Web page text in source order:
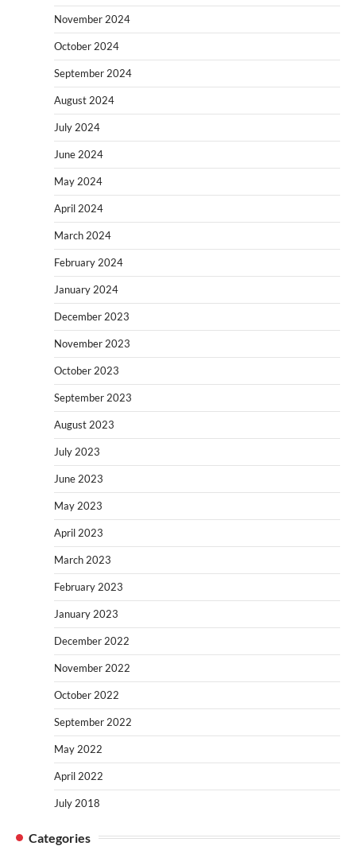
November 2024
October 2024
September 2024
August 2024
July 2024
June 2024
May 2024
April 2024
March 2024
February 2024
January 2024
December 2023
November 2023
October 2023
September 2023
August 2023
July 2023
June 2023
May 2023
April 2023
March 2023
February 2023
January 2023
December 2022
November 2022
October 2022
September 2022
May 2022
April 2022
July 2018
Categories